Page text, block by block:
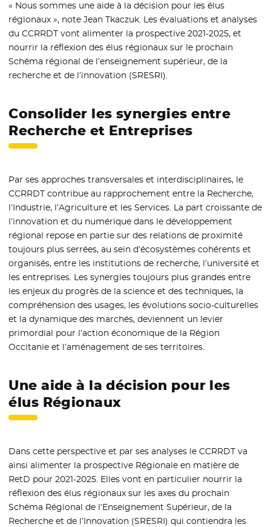
« Nous sommes une aide à la décision pour les élus
régionaux », note Jean Tkaczuk. Les évaluations et analyses
du CCRRDT vont alimenter la prospective 2021-2025, et
nourrir la réflexion des élus régionaux sur le prochain
Schéma régional de l’enseignement supérieur, de la
recherche et de l’innovation (SRESRI).
Consolider les synergies entre
Recherche et Entreprises
Par ses approches transversales et interdisciplinaires, le
CCRRDT contribue au rapprochement entre la Recherche,
l’Industrie, l’Agriculture et les Services. La part croissante de
l’innovation et du numérique dans le développement
régional repose en partie sur des relations de proximité
toujours plus serrées, au sein d’écosystèmes cohérents et
organisés, entre les institutions de recherche, l’université et
les entreprises. Les synergies toujours plus grandes entre
les enjeux du progrès de la science et des techniques, la
compréhension des usages, les évolutions socio-culturelles
et la dynamique des marchés, deviennent un levier
primordial pour l’action économique de la Région
Occitanie et l’aménagement de ses territoires.
Une aide à la décision pour les
élus Régionaux
Dans cette perspective et par ses analyses le CCRRDT va
ainsi alimenter la prospective Régionale en matière de
RetD pour 2021-2025. Elles vont en particulier nourrir la
réflexion des élus régionaux sur les axes du prochain
Schéma Régional de l’Enseignement Supérieur, de la
Recherche et de l’Innovation (SRESRI) qui contiendra les